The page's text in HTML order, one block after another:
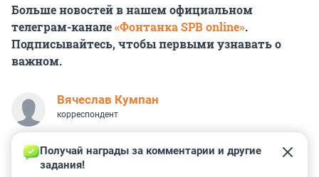
Больше новостей в нашем официальном
телеграм-канале«Фонтанка SPB online».
Подписывайтесь, чтобы первыми узнавать о
важном.
Вячеслав Кумпан
корреспондент
Получай награды за комментарии и другие
задания!